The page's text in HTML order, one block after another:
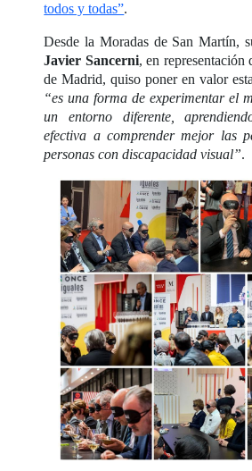
todos y todas”.
Desde la Moradas de San Martín,
Javier Sancerni, en
de Madrid, quiso poner en valor
“es una forma de experimentar el
un entorno diferente,
efectiva a comprender mejor las
personas con discapacidad visual”.